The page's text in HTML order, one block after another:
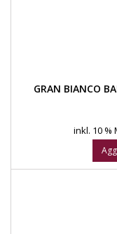
GRAN BIANCO
inkl. 10 %